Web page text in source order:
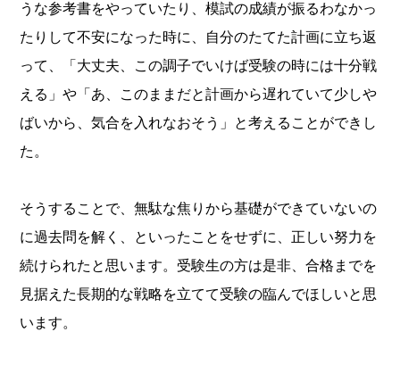
うな参考書をやっていたり、模試の成績が振るわなかっ
たりして不安になった時に、自分のたてた計画に立ち返
って、「大丈夫、この調子でいけば受験の時には十分戦
える」や「あ、このままだと計画から遅れていて少しや
ばいから、気合を入れなおそう」と考えることができし
た。
そうすることで、無駄な焦りから基礎ができていないの
に過去問を解く、といったことをせずに、正しい努力を
続けられたと思います。受験生の方は是非、合格までを
見据えた長期的な戦略を立てて受験の臨んでほしいと思
います。